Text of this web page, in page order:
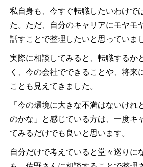
私自身も、今すぐ転職したいわけで
た。ただ、自分のキャリアにモヤモ
話すことで整理したいと思っていま
実際に相談してみると、転職するか
く、今の会社でできることや、将来
ことも見えてきました。
「今の環境に大きな不満はないけれ
のかな」と感じている方は、一度キ
てみるだけでも良いと思います。
自分だけで考えていると堂々巡りに